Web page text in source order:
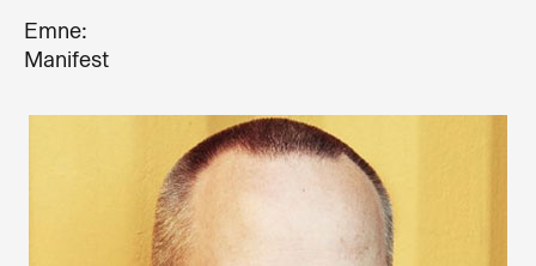
Emne:
Manifest